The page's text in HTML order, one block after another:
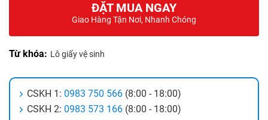
ĐẶT MUA NGAY
Giao Hàng Tận Nơi, Nhanh Chóng
Từ khóa: Lô giấy vệ sinh
CSKH 1: 0983 750 566 (8:00 - 18:00)
CSKH 2: 0983 573 166 (8:00 - 18:00)